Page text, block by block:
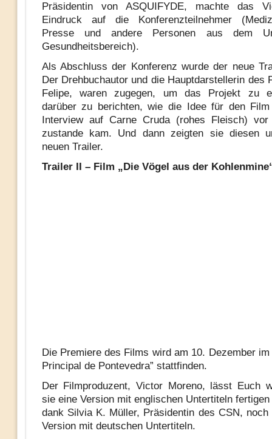
Präsidentin von ASQUIFYDE, machte das
Eindruck auf die Konferenzteilnehmer
Presse und andere Personen aus dem
Gesundheitsbereich).
Als Abschluss der Konferenz wurde der neue
Der Drehbuchautor und die Hauptdarstellerin des
Felipe, waren zugegen, um das Projekt zu
darüber zu berichten, wie die Idee für den
Interview auf Carne Cruda (rohes Fleisch)
zustande kam. Und dann zeigten sie diesen
neuen Trailer.
Trailer II – Film „Die Vögel aus der
Die Premiere des Films wird am 10. Dezember im
Principal de Pontevedra” stattfinden.
Der Filmproduzent, Victor Moreno, lässt Euch
sie eine Version mit englischen Untertiteln fertigen
dank Silvia K. Müller, Präsidentin des CSN, noch
Version mit deutschen Untertiteln.